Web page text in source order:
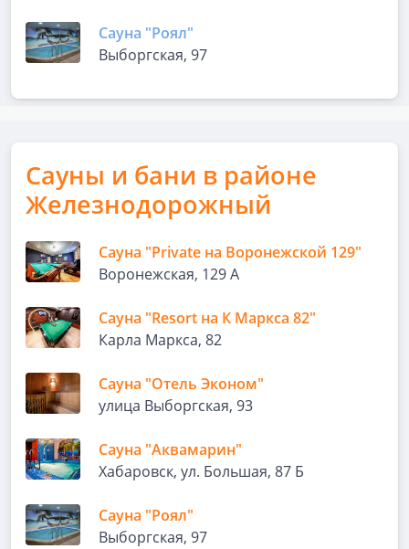
Сауна "Роял"
Выборгская, 97
Сауны и бани в районе
Железнодорожный
Сауна "Private на Воронежской 129"
Воронежская, 129 А
Сауна "Resort на К Маркса 82"
Карла Маркса, 82
Сауна "Отель Эконом"
улица Выборгская, 93
Сауна "Аквамарин"
Хабаровск, ул. Большая, 87 Б
Сауна "Роял"
Выборгская, 97